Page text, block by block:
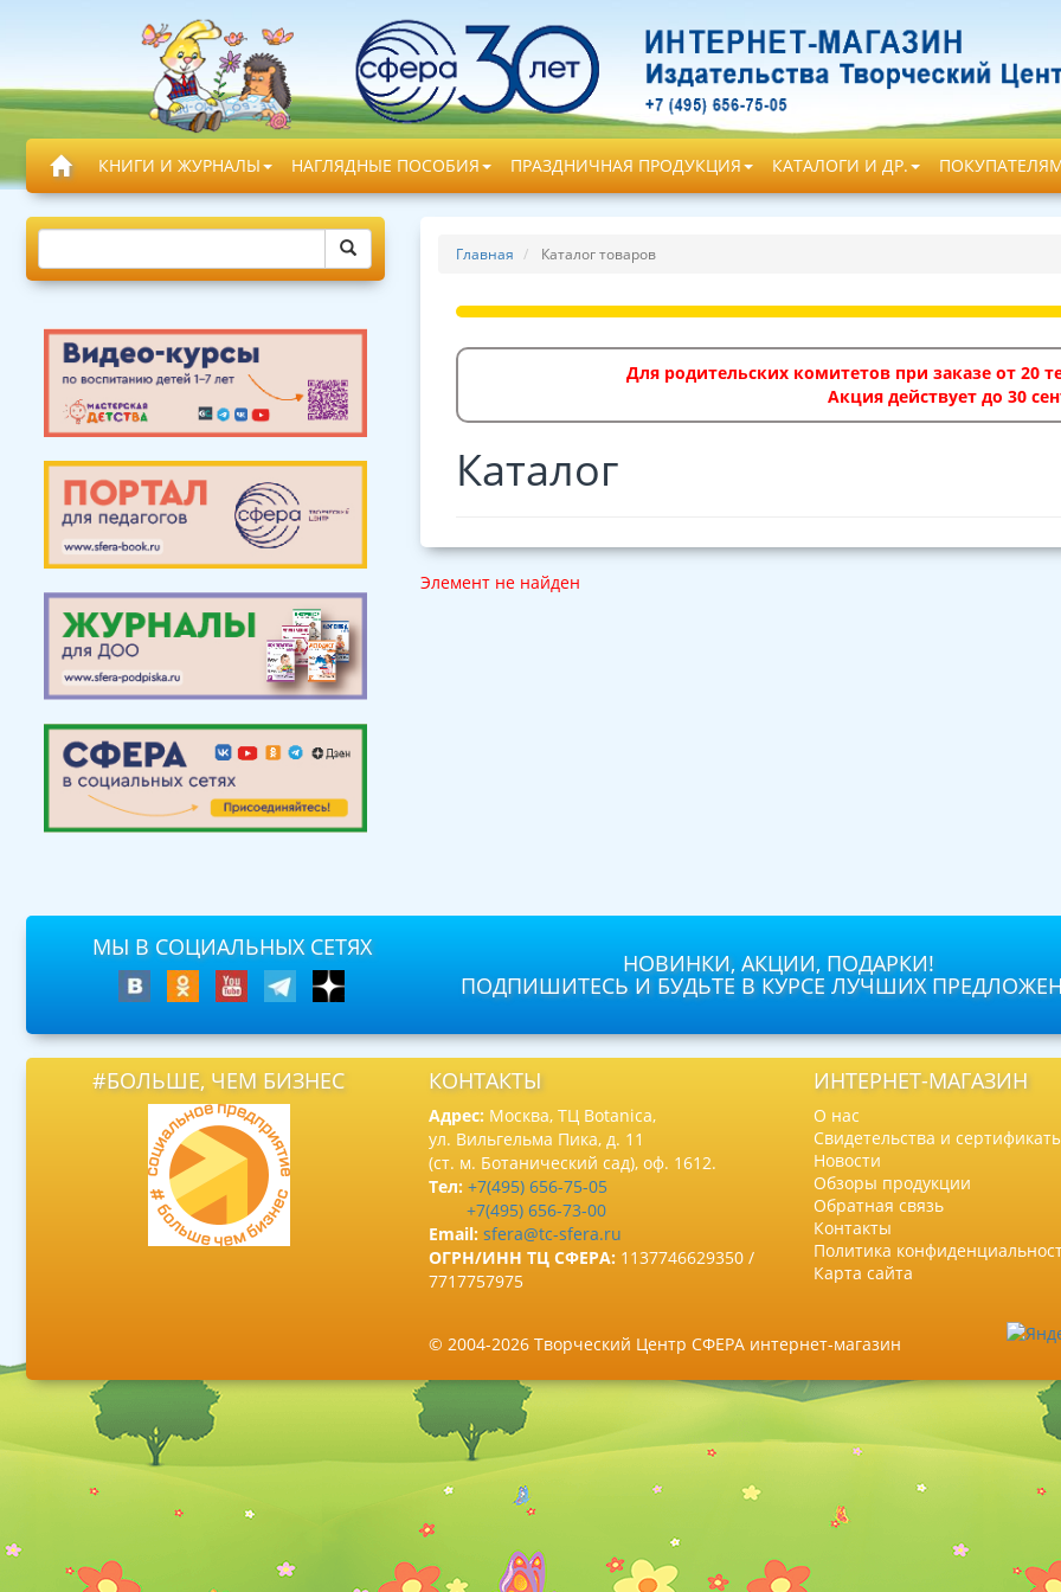
КНИГИ И ЖУРНАЛЫ НАГЛЯДНЫЕ ПОСОБИЯ ПРАЗДНИЧНАЯ ПРОДУКЦИЯ КАТАЛОГИ И ДР.
Главная Каталог товаров
Для родительских комитетов при заказе от 20
Акция действует до 30
Каталог
Элемент не найден
МЫ В СОЦИАЛЬНЫХ СЕТЯХ
НОВИНКИ, АКЦИИ, ПОДАРКИ!
ПОДПИШИТЕСЬ И БУДЬТЕ В КУРСЕ ЛУЧШИХ
#БОЛЬШЕ, ЧЕМ БИЗНЕС КОНТАКТЫ
Адрес: Москва, ТЦ Botanica,
ул. Вильгельма Пика, д. 11
(ст. м. Ботанический сад), оф. 1612.
Тел: +7(495) 656-75-05
+7(495) 656-73-00
Email: sfera@tc-sfera.ru
ОГРН/ИНН ТЦ СФЕРА: 1137746629350 /
7717757975
ИНТЕРНЕТ-МАГАЗИН
О нас
Свидетельства и
Новости
Обзоры продукции
Обратная связь
Контакты
Политика
Карта сайта
© 2004-2026 Творческий Центр СФЕРА интернет-магазин